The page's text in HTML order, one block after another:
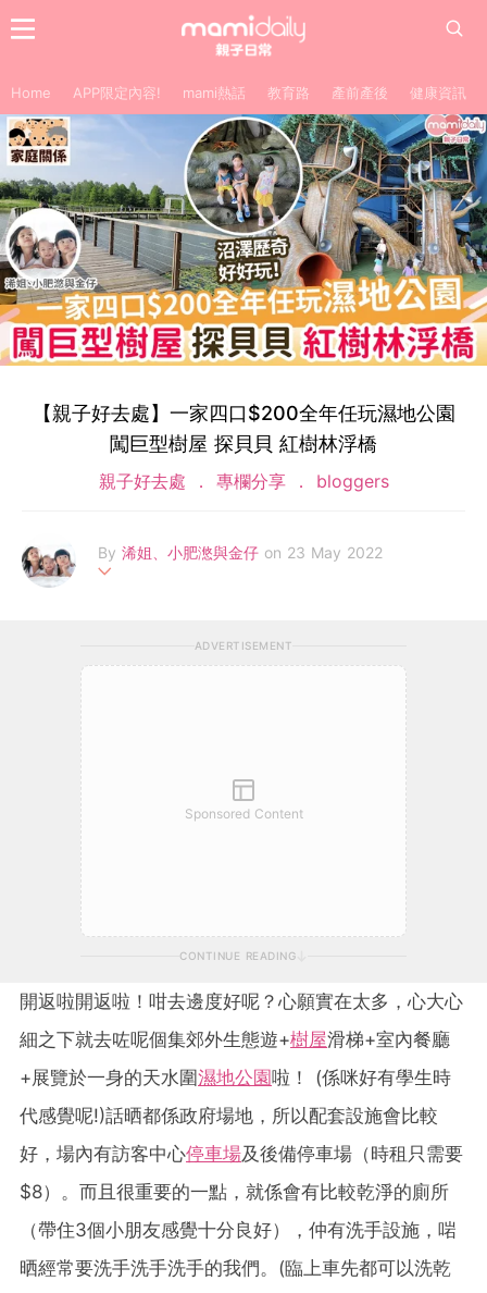
Home APP限定內容! mami熱話 教育路 產前產後 健康資訊
【親子好去處】一家四口$200全年任玩濕地公園
闖巨型樹屋 探貝貝 紅樹林浮橋
親子好去處 專欄分享 bloggers
By 浠姐、小肥滺與金仔 on 23 May 2022
雖然每日生活都十分忙碌，但忙碌中仍然有不少小確幸。
希望同大家分享食分享玩，分享著平凡中的不平凡。
ADVERTISEMENT
Sponsored Content
CONTINUE READING
開返啦開返啦！咁去邊度好呢？心願實在太多，心大心
細之下就去咗呢個集郊外生態遊+樹屋滑梯+室內餐廳
+展覽於一身的天水圍濕地公園啦！ (係咪好有學生時
代感覺呢!)話晒都係政府場地，所以配套設施會比較
好，場內有訪客中心停車場及後備停車場（時租只需要
$8）。而且很重要的一點，就係會有比較乾淨的廁所
（帶住3個小朋友感覺十分良好），仲有洗手設施，啱
晒經常要洗手洗手洗手的我們。(臨上車先都可以洗乾